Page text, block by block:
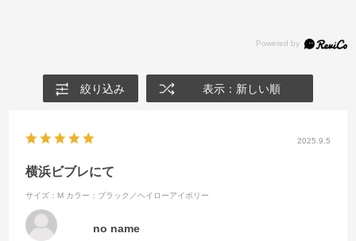
絞り込み 表示：新しい順
2025.9.5
横浜ビブレにて
サイズ：M カラー：ブラック／ヘイローアイボリー
no name